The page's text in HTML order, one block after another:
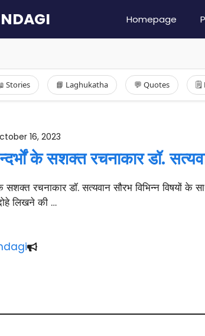
Homepage
Stories 📘 Laghukatha 💬 Quotes 🗒️
16, 2023
के सशक्त रचनाकार डॉ.
सशक्त रचनाकार डॉ. सत्यवान सौरभ विभिन्न विषयों के
लिखने की …